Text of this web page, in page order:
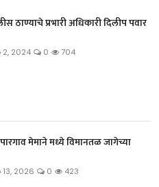
ठाण्याचे प्रभारी अधिकारी दिलीप पवार
2, 2024 0 704
मेमाने मध्ये विमानतळ जागेच्या
13, 2026 0 423